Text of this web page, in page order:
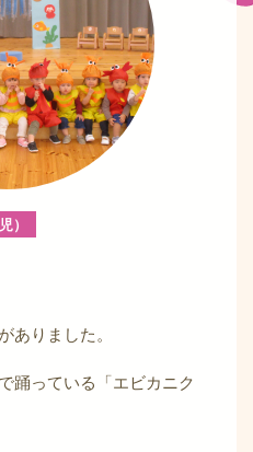
）
ありました。
踊っている「エビカニク